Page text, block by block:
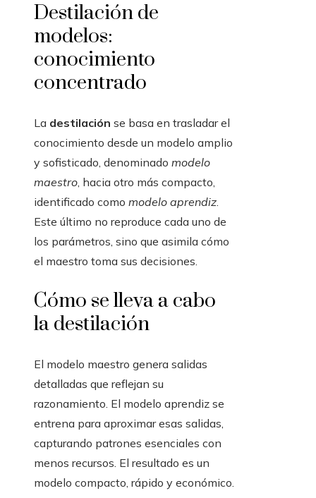
Destilación de
modelos:
conocimiento
concentrado
La destilación se basa en trasladar el
conocimiento desde un modelo amplio
y sofisticado, denominado modelo
maestro, hacia otro más compacto,
identificado como modelo aprendiz.
Este último no reproduce cada uno de
los parámetros, sino que asimila cómo
el maestro toma sus decisiones.
Cómo se lleva a cabo
la destilación
El modelo maestro genera salidas
detalladas que reflejan su
razonamiento. El modelo aprendiz se
entrena para aproximar esas salidas,
capturando patrones esenciales con
menos recursos. El resultado es un
modelo compacto, rápido y económico.